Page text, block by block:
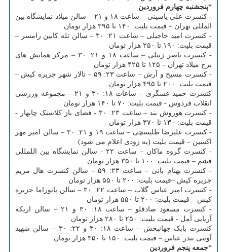
*پنجشنبه چهارم فروردین
-
کنسرت علی یاسینی – ساعت ۱۸ و ۲۱ – سالن میلاد نمایشگاه بین
المللی تهران – قیمت بلیت: ۱۴۰ تا ۳۹۵ هزار تومان
- کنسرت امید حاجیلی – ساعت ۲۱: ۳۰ – سالن تله کابین رامسر –
قیمت بلیت: ۱۹۰ تا ۲۵۰ هزار تومان
- کنسرت ناصر زینلی – ساعت ۱۸ و ۲۱: ۳۰ – مرکز همایش های
برج میلاد تهران – ۱۲۵ تا ۴۲۵ هزار تومان
- کنسرت مسیح و آرش – ساعت ۲۳: ۵۹ – تالار شهر جزیره کیش –
قیمت بلیت: ۲۰۰ تا ۴۹۵ هزار تومان
کنسرت حمید عسگری – ساعات ۱۸: ۳۰ و ۲۱ – مجموعه ورزشی
انقلاب فردوس - قیمت بلیت: ۷۰ تا ۱۴۰ هزار تومان
- کنسرت هوروش بند – ساعت ۲۳: ۳۰ - فضای باز کلاسیک چابهار -
قیمت بلیت: ۱۳۰ تا ۳۷۰ هزار تومان
- کنسرت علیرضا طلیسچی – ساعت ۱۹ و ۲۱: ۳۰ – سالن امیر مهر
اکسین – قیمت بلیت (به زودی اعلام می شود)
- کنسرت گروه ماکان – ساعت ۲۲ - سالن نمایشگاه بین اللمللی
قشم – قیمت بلیت: ۱۰۰ تا ۳۵۰ هزار تومان
- کنسرت بهنام بانی – ساعت ۲۳: ۵۹ – سالن کنسرت هال مریم
جزیره کیش –قیمت بلیت: ۲۰۰ تا ۵۵۰ هزار تومان
- کنسرت امیر عباس گلاب – ساعت ۲۲: ۳۰ – سالن پانوراما جزیره
کیش – قیمت بلیت: ۲۰۰ تا ۵۵۰ هزار تومان
- کنسرت مسعود صادقلو – ساعت ۱۸: ۳۰ و ۲۱ – سالن اریکه
آریایی آمل - قیمت بلیت: ۲۵۰ تا ۲۸۰ هزار تومان
کنسرت بابک جهانبخش – ساعت ۱۸: ۳۰ و ۲۲: ۳۰ – سالن شهید
آوینی بندر عباس – قیمت بلیت: ۱۵۰ تا ۳۵۰ هزار تومان
*جمعه پنجم فروردین